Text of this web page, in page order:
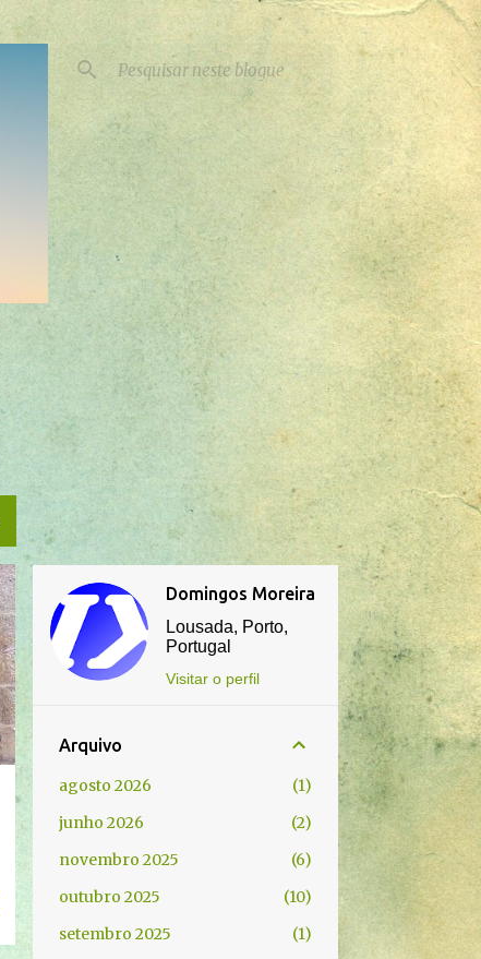
Domingos Moreira
Lousada, Porto,
Portugal
Visitar o perfil
Arquivo
agosto 2026
1
junho 2026
2
novembro 2025
6
outubro 2025
10
setembro 2025
1